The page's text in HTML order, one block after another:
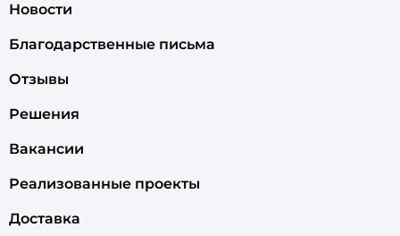
Новости
Благодарственные письма
Отзывы
Решения
Вакансии
Реализованные проекты
Доставка